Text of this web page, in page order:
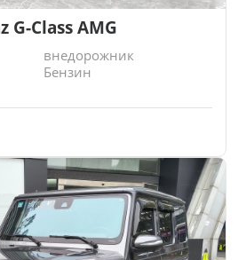
G-Class AMG
внедорожник
Бензин